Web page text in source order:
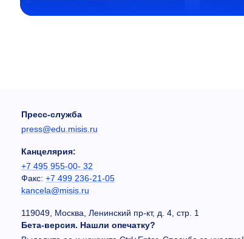
Пресс-служба
press@edu.misis.ru
Канцелярия:
+7 495 955-00- 32
Факс: +7 499 236-21-05
kancela@misis.ru
119049, Москва, Ленинский пр-кт, д. 4, стр. 1
Бета-версия. Нашли опечатку?